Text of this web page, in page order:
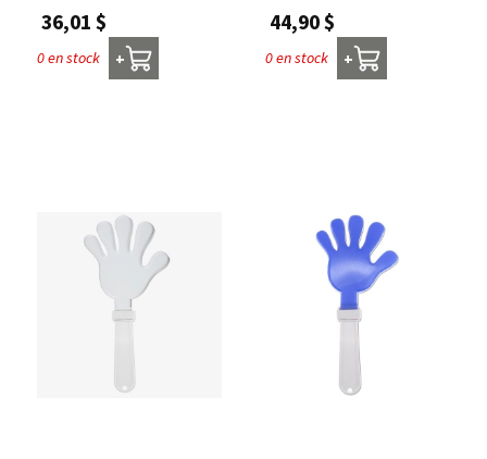
Panier
English
36,01 $
0 en stock +
44,90 $
0 en stock +